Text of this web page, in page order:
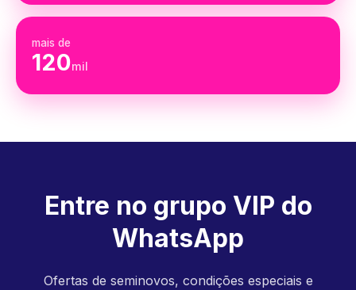
mais de
120mil
Entre no grupo VIP do
WhatsApp
Ofertas de seminovos, condições especiais e